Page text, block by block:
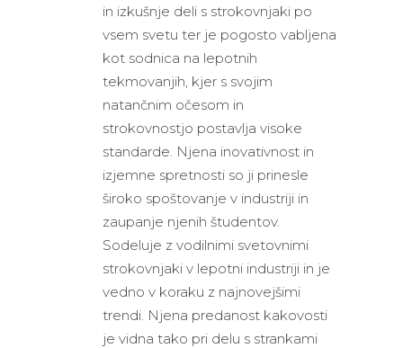
in izkušnje deli s strokovnjaki po
vsem svetu ter je pogosto vabljena
kot sodnica na lepotnih
tekmovanjih, kjer s svojim
natančnim očesom in
strokovnostjo postavlja visoke
standarde. Njena inovativnost in
izjemne spretnosti so ji prinesle
široko spoštovanje v industriji in
zaupanje njenih študentov.
Sodeluje z vodilnimi svetovnimi
strokovnjaki v lepotni industriji in je
vedno v koraku z najnovejšimi
trendi. Njena predanost kakovosti
je vidna tako pri delu s strankami